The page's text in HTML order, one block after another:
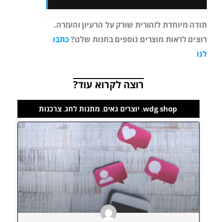
תודה מיוחדת לזהורית שורק על הרעיון והעזרה.
רוצים לראות מוצרים נוספים בחנות שלנו?כתבו
לנו
רוצה לקרוא עוד?
wdg shop
, יוצרים גאים, מתנות לחג, צרכנות